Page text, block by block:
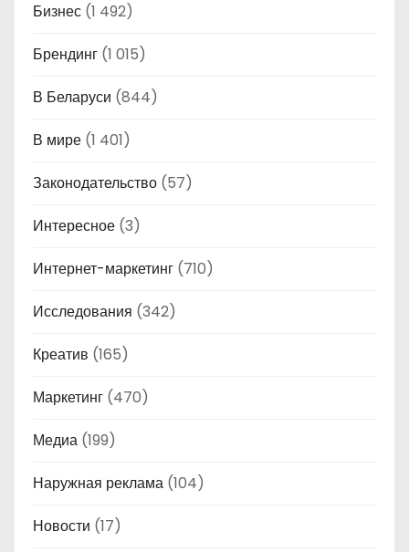
Бизнес (1 492)
Брендинг (1 015)
В Беларуси (844)
В мире (1 401)
Законодательство (57)
Интересное (3)
Интернет-маркетинг (710)
Исследования (342)
Креатив (165)
Маркетинг (470)
Медиа (199)
Наружная реклама (104)
Новости (17)